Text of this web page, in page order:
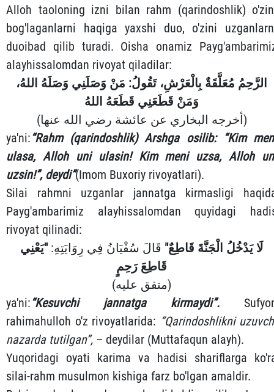
Alloh taoloning izni bilan rahm (qarindoshlik)
bog'laganlarni haqiga yaxshi duo, o'zini
duoibad qilib turadi. Oisha onamiz
alayhissalomdan rivoyat qiladilar:
الرَّحِمُ مُعَلَّقَةٌ بِالْعَرْشِ، تَقُولُ: مَنْ وَصَلَنِي وَصَلَهُ اللهُ،
وَمَنْ قَطَعَنِي قَطَعَهُ اللهُ
(أخرجه البخاري عن عائشة رضي الله عنها)
ya'ni:“Rahm (qarindoshlik) Arshga osilib: “Kim
ulasa, Alloh uni ulasin! Kim meni uzsa, Alloh
uzsin!”, deydi”(Imom Buxoriy rivoyatlari).
Silai rahmni uzganlar jannatga kirmasligi
Payg'ambarimiz alayhissalomdan quyidagi
rivoyat qilinadi:
لَا يَدْخُلُ الْجَنَّةَ قَاطِعٌ" قَالَ سُفْيَانُ فِي رِوَايَتِهِ: "يَعْنِي
قَاطِعَ رَحِمٍ
(متفق عليه)
ya'ni:“Kesuvchi jannatga kirmaydi”.
rahimahulloh o'z rivoyatlarida: “Qarindoshlikni
nazarda tutilgan”, – deydilar (Muttafaqun alayh).
Yuqoridagi oyati karima va hadisi shariflarga
silai-rahm musulmon kishiga farz bo'lgan amaldir.